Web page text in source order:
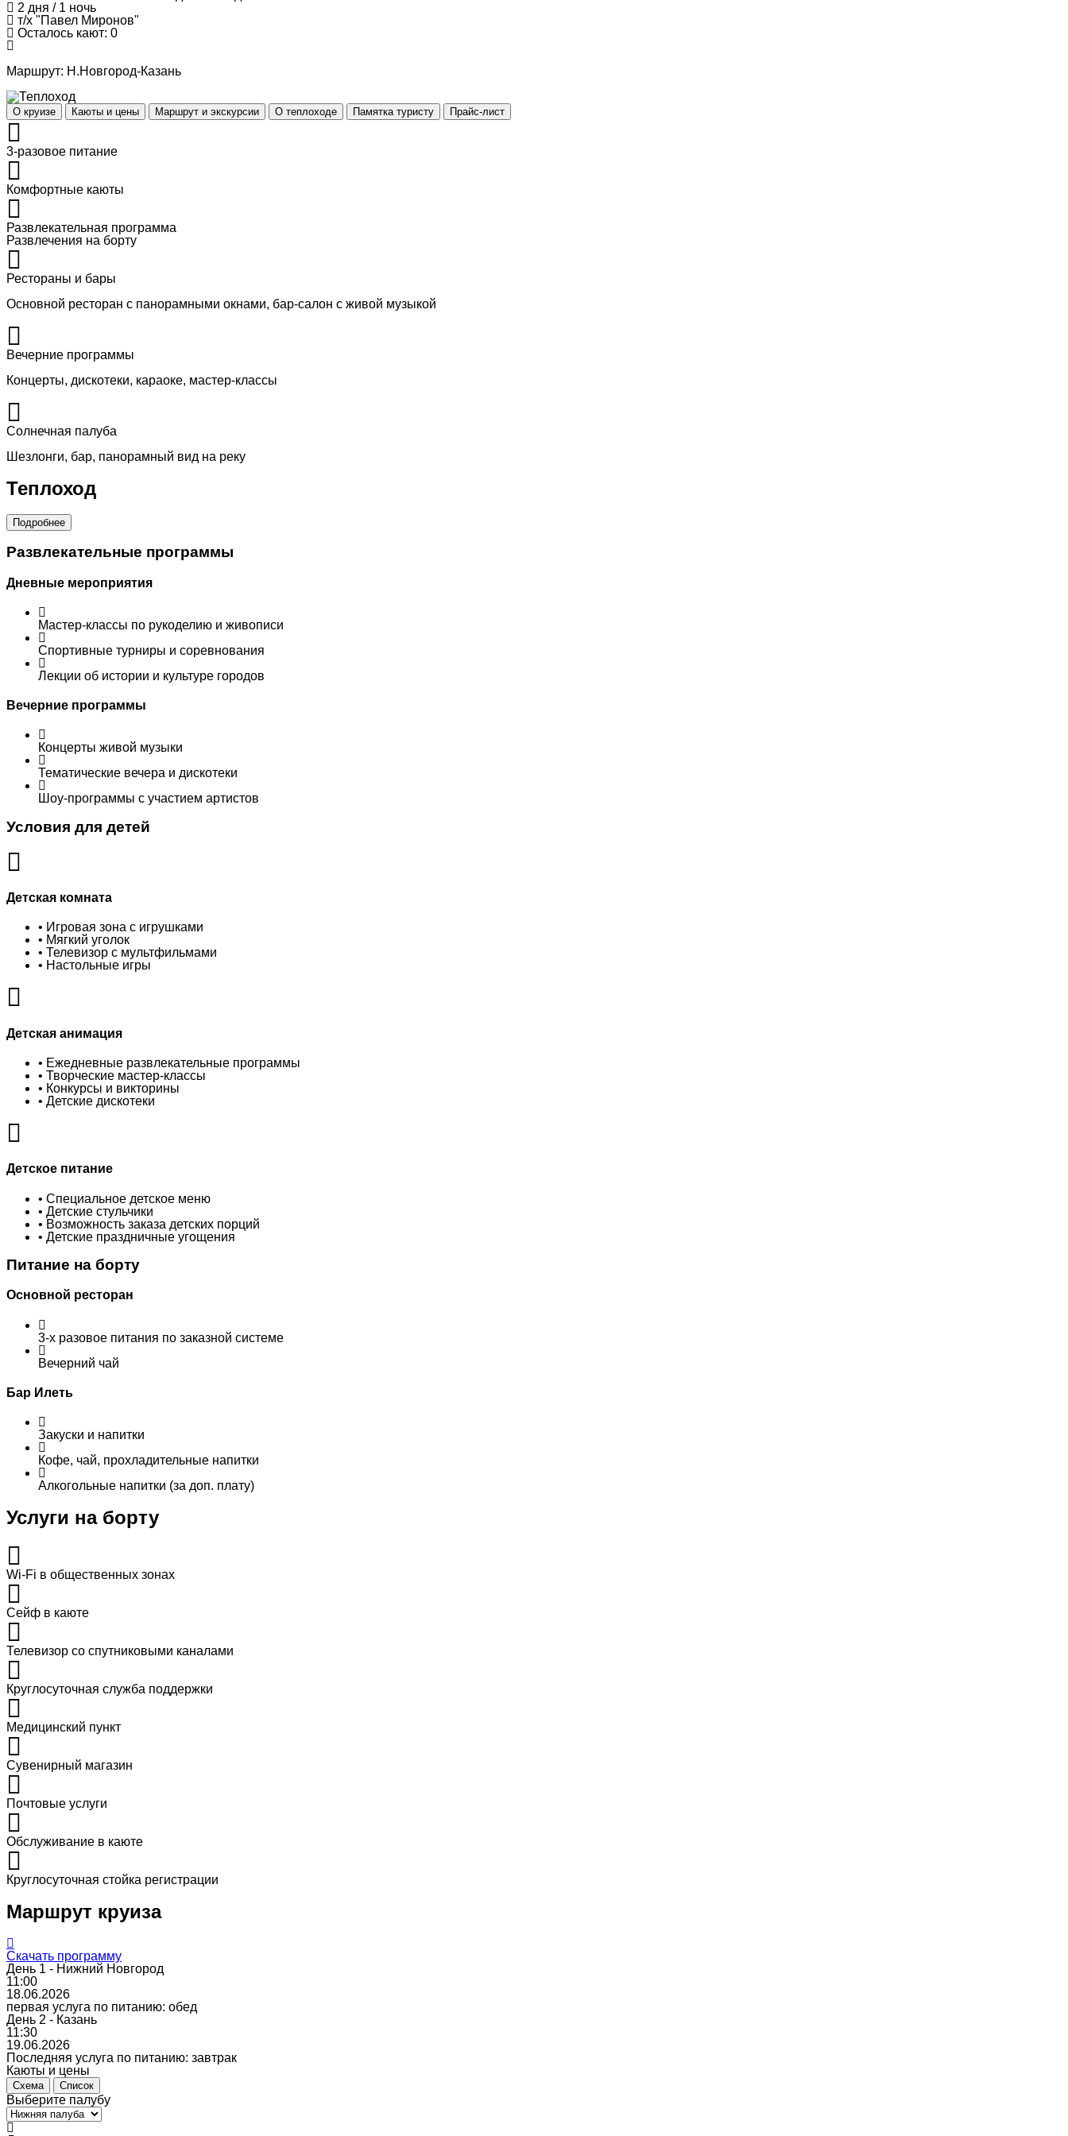
2 дня / 1 ночь
т/х "Павел Миронов"
Осталось кают: 0
Маршрут: Н.Новгород-Казань
О круизе Каюты и цены Маршрут и экскурсии О теплоходе Памятка туристу Прайс-лист
3-разовое питание
Комфортные каюты
Развлекательная программа
Развлечения на борту
Рестораны и бары
Основной ресторан с панорамными окнами, бар-салон с живой музыкой
Вечерние программы
Концерты, дискотеки, караоке, мастер-классы
Солнечная палуба
Шезлонги, бар, панорамный вид на реку
Теплоход
Подробнее
Развлекательные программы
Дневные мероприятия
Мастер-классы по рукоделию и живописи
Спортивные турниры и соревнования
Лекции об истории и культуре городов
Вечерние программы
Концерты живой музыки
Тематические вечера и дискотеки
Шоу-программы с участием артистов
Условия для детей
Детская комната
• Игровая зона с игрушками
• Мягкий уголок
• Телевизор с мультфильмами
• Настольные игры
Детская анимация
• Ежедневные развлекательные программы
• Творческие мастер-классы
• Конкурсы и викторины
• Детские дискотеки
Детское питание
• Специальное детское меню
• Детские стульчики
• Возможность заказа детских порций
• Детские праздничные угощения
Питание на борту
Основной ресторан
3-х разовое питания по заказной системе
Вечерний чай
Бар Илеть
Закуски и напитки
Кофе, чай, прохладительные напитки
Алкогольные напитки (за доп. плату)
Услуги на борту
Wi-Fi в общественных зонах
Сейф в каюте
Телевизор со спутниковыми каналами
Круглосуточная служба поддержки
Медицинский пункт
Сувенирный магазин
Почтовые услуги
Обслуживание в каюте
Круглосуточная стойка регистрации
Маршрут круиза
Скачать программу
День 1 - Нижний Новгород
11:00
18.06.2026
первая услуга по питанию: обед
День 2 - Казань
11:30
19.06.2026
Последняя услуга по питанию: завтрак
Каюты и цены
Схема Список
Выберите палубу